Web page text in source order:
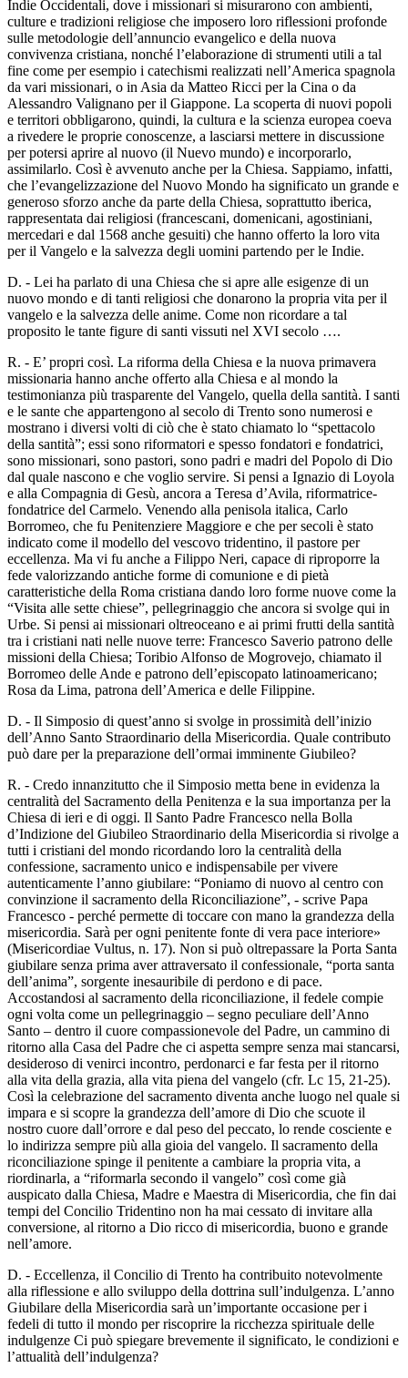
Indie Occidentali, dove i missionari si misurarono con ambienti,
culture e tradizioni religiose che imposero loro riflessioni profonde
sulle metodologie dell’annuncio evangelico e della nuova
convivenza cristiana, nonché l’elaborazione di strumenti utili a tal
fine come per esempio i catechismi realizzati nell’America spagnola
da vari missionari, o in Asia da Matteo Ricci per la Cina o da
Alessandro Valignano per il Giappone. La scoperta di nuovi popoli
e territori obbligarono, quindi, la cultura e la scienza europea coeva
a rivedere le proprie conoscenze, a lasciarsi mettere in discussione
per potersi aprire al nuovo (il Nuevo mundo) e incorporarlo,
assimilarlo. Così è avvenuto anche per la Chiesa. Sappiamo, infatti,
che l’evangelizzazione del Nuovo Mondo ha significato un grande e
generoso sforzo anche da parte della Chiesa, soprattutto iberica,
rappresentata dai religiosi (francescani, domenicani, agostiniani,
mercedari e dal 1568 anche gesuiti) che hanno offerto la loro vita
per il Vangelo e la salvezza degli uomini partendo per le Indie.
D. - Lei ha parlato di una Chiesa che si apre alle esigenze di un
nuovo mondo e di tanti religiosi che donarono la propria vita per il
vangelo e la salvezza delle anime. Come non ricordare a tal
proposito le tante figure di santi vissuti nel XVI secolo ….
R. - E’ propri così. La riforma della Chiesa e la nuova primavera
missionaria hanno anche offerto alla Chiesa e al mondo la
testimonianza più trasparente del Vangelo, quella della santità. I santi
e le sante che appartengono al secolo di Trento sono numerosi e
mostrano i diversi volti di ciò che è stato chiamato lo “spettacolo
della santità”; essi sono riformatori e spesso fondatori e fondatrici,
sono missionari, sono pastori, sono padri e madri del Popolo di Dio
dal quale nascono e che voglio servire. Si pensi a Ignazio di Loyola
e alla Compagnia di Gesù, ancora a Teresa d’Avila, riformatrice-
fondatrice del Carmelo. Venendo alla penisola italica, Carlo
Borromeo, che fu Penitenziere Maggiore e che per secoli è stato
indicato come il modello del vescovo tridentino, il pastore per
eccellenza. Ma vi fu anche a Filippo Neri, capace di riproporre la
fede valorizzando antiche forme di comunione e di pietà
caratteristiche della Roma cristiana dando loro forme nuove come la
“Visita alle sette chiese”, pellegrinaggio che ancora si svolge qui in
Urbe. Si pensi ai missionari oltreoceano e ai primi frutti della santità
tra i cristiani nati nelle nuove terre: Francesco Saverio patrono delle
missioni della Chiesa; Toribio Alfonso de Mogrovejo, chiamato il
Borromeo delle Ande e patrono dell’episcopato latinoamericano;
Rosa da Lima, patrona dell’America e delle Filippine.
D. - Il Simposio di quest’anno si svolge in prossimità dell’inizio
dell’Anno Santo Straordinario della Misericordia. Quale contributo
può dare per la preparazione dell’ormai imminente Giubileo?
R. - Credo innanzitutto che il Simposio metta bene in evidenza la
centralità del Sacramento della Penitenza e la sua importanza per la
Chiesa di ieri e di oggi. Il Santo Padre Francesco nella Bolla
d’Indizione del Giubileo Straordinario della Misericordia si rivolge a
tutti i cristiani del mondo ricordando loro la centralità della
confessione, sacramento unico e indispensabile per vivere
autenticamente l’anno giubilare: “Poniamo di nuovo al centro con
convinzione il sacramento della Riconciliazione”, - scrive Papa
Francesco - perché permette di toccare con mano la grandezza della
misericordia. Sarà per ogni penitente fonte di vera pace interiore»
(Misericordiae Vultus, n. 17). Non si può oltrepassare la Porta Santa
giubilare senza prima aver attraversato il confessionale, “porta santa
dell’anima”, sorgente inesauribile di perdono e di pace.
Accostandosi al sacramento della riconciliazione, il fedele compie
ogni volta come un pellegrinaggio – segno peculiare dell’Anno
Santo – dentro il cuore compassionevole del Padre, un cammino di
ritorno alla Casa del Padre che ci aspetta sempre senza mai stancarsi,
desideroso di venirci incontro, perdonarci e far festa per il ritorno
alla vita della grazia, alla vita piena del vangelo (cfr. Lc 15, 21-25).
Così la celebrazione del sacramento diventa anche luogo nel quale si
impara e si scopre la grandezza dell’amore di Dio che scuote il
nostro cuore dall’orrore e dal peso del peccato, lo rende cosciente e
lo indirizza sempre più alla gioia del vangelo. Il sacramento della
riconciliazione spinge il penitente a cambiare la propria vita, a
riordinarla, a “riformarla secondo il vangelo” così come già
auspicato dalla Chiesa, Madre e Maestra di Misericordia, che fin dai
tempi del Concilio Tridentino non ha mai cessato di invitare alla
conversione, al ritorno a Dio ricco di misericordia, buono e grande
nell’amore.
D. - Eccellenza, il Concilio di Trento ha contribuito notevolmente
alla riflessione e allo sviluppo della dottrina sull’indulgenza. L’anno
Giubilare della Misericordia sarà un’importante occasione per i
fedeli di tutto il mondo per riscoprire la ricchezza spirituale delle
indulgenze Ci può spiegare brevemente il significato, le condizioni e
l’attualità dell’indulgenza?